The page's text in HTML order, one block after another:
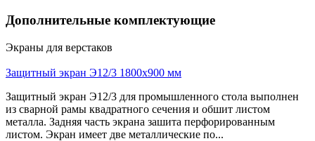
Дополнительные комплектующие
Экраны для верстаков
Защитный экран Э12/3 1800х900 мм
Защитный экран Э12/3 для промышленного стола выполнен
из сварной рамы квадратного сечения и обшит листом
металла. Задняя часть экрана зашита перфорированным
листом. Экран имеет две металлические по...